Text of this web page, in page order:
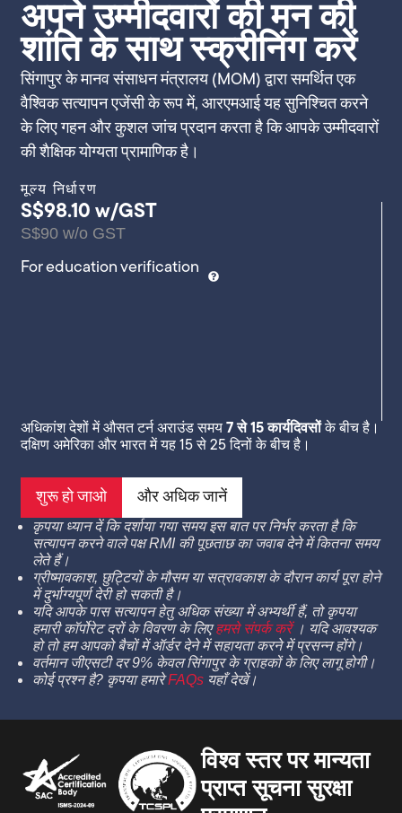
अपने उम्मीदवारों की मन की
शांति के साथ स्क्रीनिंग करें
सिंगापुर के मानव संसाधन मंत्रालय (MOM) द्वारा समर्थित एक
वैश्विक सत्यापन एजेंसी के रूप में, आरएमआई यह सुनिश्चित करने
के लिए गहन और कुशल जांच प्रदान करता है कि आपके उम्मीदवारों
की शैक्षिक योग्यता प्रामाणिक है।
मूल्य निर्धारण
S$98.10 w/GST
S$90 w/o GST
For education verification
अधिकांश देशों में औसत टर्न अराउंड समय7 से 15 कार्यदिवसोंके बीच है।
दक्षिण अमेरिका और भारत में यह 15 से 25 दिनों के बीच है।
शुरू हो जाओ और अधिक जानें
कृपया ध्यान दें कि दर्शाया गया समय इस बात पर निर्भर करता है कि
सत्यापन करने वाले पक्ष RMI की पूछताछ का जवाब देने में कितना समय
लेते हैं।
ग्रीष्मावकाश, छुट्टियों के मौसम या सत्रावकाश के दौरान कार्य पूरा होने
में दुर्भाग्यपूर्ण देरी हो सकती है।
यदि आपके पास सत्यापन हेतु अधिक संख्या में अभ्यर्थी हैं, तो कृपया
हमारी कॉर्पोरेट दरों के विवरण के लिएहमसे संपर्क करें। यदि आवश्यक
हो तो हम आपको बैचों में ऑर्डर देने में सहायता करने में प्रसन्न होंगे।
वर्तमान जीएसटी दर 9% केवल सिंगापुर के ग्राहकों के लिए लागू होगी।
कोई प्रश्न है? कृपया हमारेFAQs यहाँ देखें।
विश्व स्तर पर मान्यता
प्राप्त सूचना सुरक्षा